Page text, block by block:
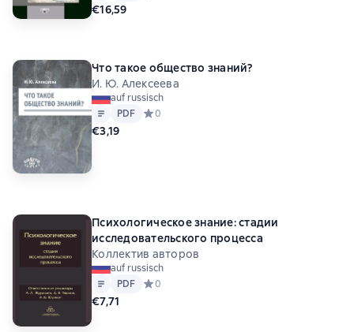
€16,59
Что такое общество знаний?
И. Ю. Алексеева
auf russisch
Text
PDF
PDF Средний рейтинг 0 на основе 0 оценок
0
€3,19
Психологическое знание: стадии
исследовательского процесса
Коллектив авторов
auf russisch
Text
PDF
PDF Средний рейтинг 0 на основе 0 оценок
0
€7,71